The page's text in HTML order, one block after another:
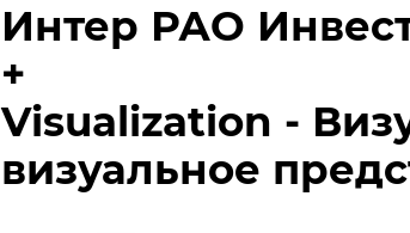
Интер РАО
+
Visualization -
визуальное